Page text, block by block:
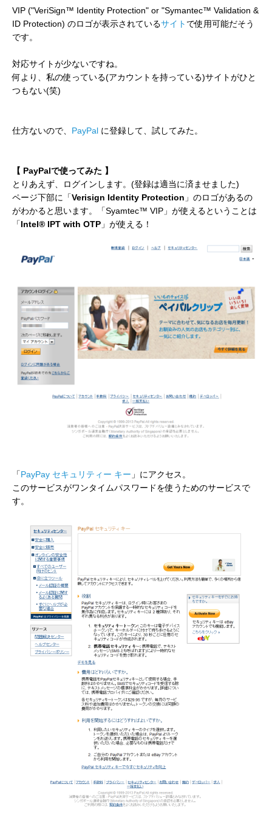
VIP ("VeriSign™ Identity Protection" or "Symantec™ Validation &
ID Protection) のロゴが表示されているサイト で使用可能だそう
です。
対応サイトが少ないですね。
何より、私の使っている(アカウントを持っている)サイトがひと
つもない(笑)
仕方ないので、 PayPal に登録して、試してみた。
【 PayPalで使ってみた 】
とりあえず、ログインします。(登録は適当に済ませました)
ページ下部に「Verisign Identity Protection 」のロゴがあるの
がわかると思います。「Syamtec™ VIP」が使えるということは
「Intel® IPT with OTP 」が使える！
「PayPay セキュリティー キー 」にアクセス。
このサービスがワンタイムパスワードを使うためのサービスで
す。